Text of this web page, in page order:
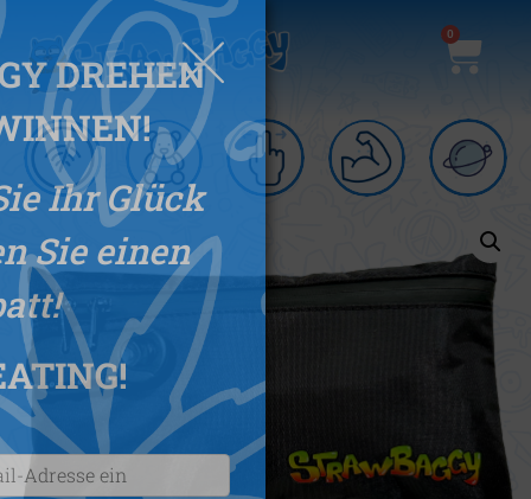
0
STRAWBAGGY DREHEN
UND GEWINNEN!
Versuchen Sie Ihr Glück
und erhalten Sie einen
Rabatt!
NO CHEATING